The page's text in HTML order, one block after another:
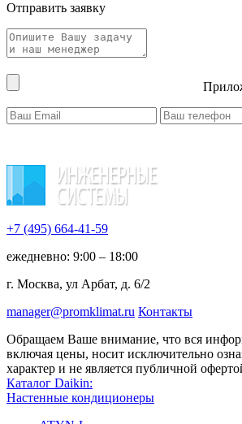
Отправить заявку
+7 (495) 664-41-59
ежедневно: 9:00 – 18:00
г. Москва, ул Арбат, д. 6/2
manager@promklimat.ru Контакты
Обращаем Ваше внимание, что вся
включая цены, носит исключительно
характер и не является публичной
Каталог Daikin:
Настенные кондиционеры